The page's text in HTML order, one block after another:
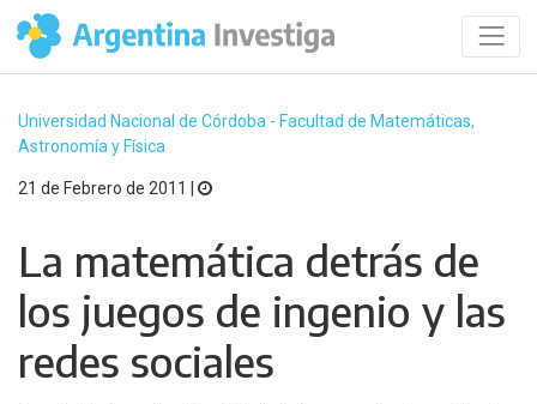
Universidad Nacional de Córdoba - Facultad de Matemáticas,
Astronomía y Física
21 de Febrero de 2011 |
La matemática detrás de
los juegos de ingenio y las
redes sociales